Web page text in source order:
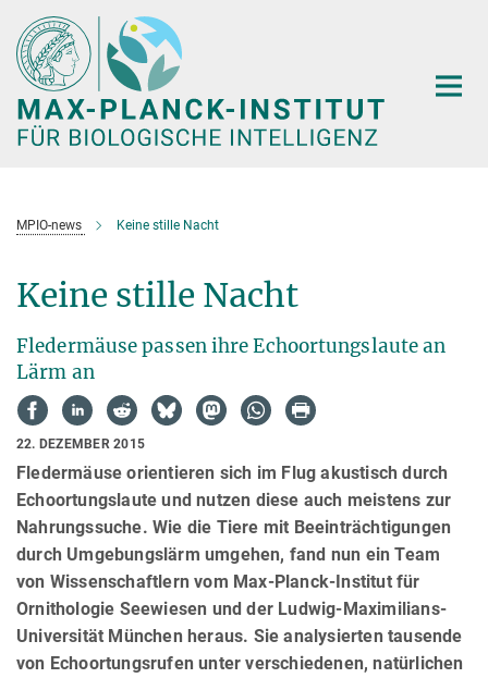
Hauptinhalt
MPIO-news Keine stille Nacht
Keine stille Nacht
Fledermäuse passen ihre Echoortungslaute an
Lärm an
22. DEZEMBER 2015
Fledermäuse orientieren sich im Flug akustisch durch
Echoortungslaute und nutzen diese auch meistens zur
Nahrungssuche. Wie die Tiere mit Beeinträchtigungen
durch Umgebungslärm umgehen, fand nun ein Team
von Wissenschaftlern vom Max-Planck-Institut für
Ornithologie Seewiesen und der Ludwig-Maximilians-
Universität München heraus. Sie analysierten tausende
von Echoortungsrufen unter verschiedenen, natürlichen